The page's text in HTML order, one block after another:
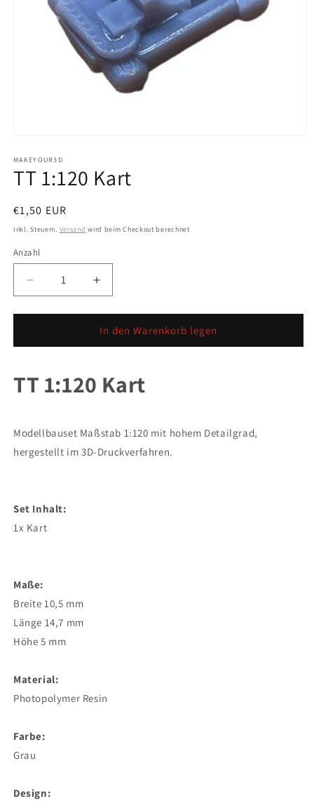
in
Modal
MAKEYOUR3D
TT 1:120 Kart
Normaler
Preis
€1,50 EUR
Inkl. Steuern. Versand wird beim Checkout berechnet
Anzahl
Anzahl
Verringere
die
Menge
TT
Kart
Erhöhe
die
Menge
für
TT
Kart
In den Warenkorb legen
TT 1:120 Kart
Modellbauset Maßstab 1:120 mit hohem Detailgrad,
hergestellt im 3D-Druckverfahren.
Set Inhalt:
1x Kart
Maße:
Breite 10,5 mm
Länge 14,7 mm
Höhe 5 mm
Material:
Photopolymer Resin
Farbe:
Grau
Design: